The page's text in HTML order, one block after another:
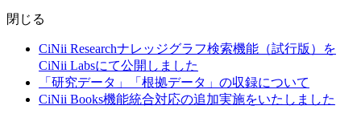
閉じる
CiNii Researchナレッジグラフ検索機能（試行版）を
CiNii Labsにて公開しました
「研究データ」「根拠データ」の収録について
CiNii Books機能統合対応の追加実施をいたしました